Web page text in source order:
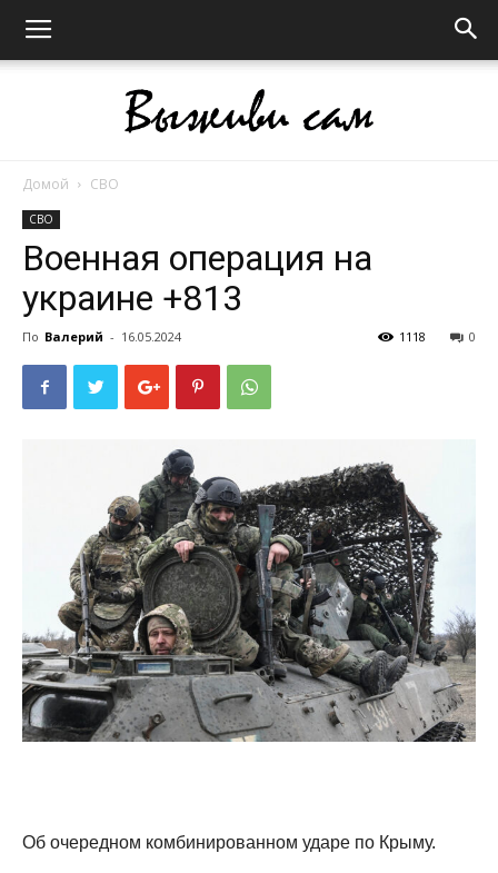
Домой СВО
СВО
Военная операция на
украине +813
По Валерий - 16.05.2024 0
1118
Об очередном комбинированном ударе по Крыму.